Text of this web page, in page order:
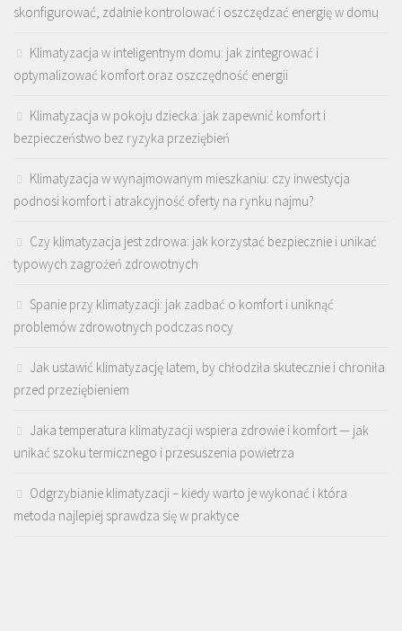
skonfigurować, zdalnie kontrolować i oszczędzać energię w domu
Klimatyzacja w inteligentnym domu: jak zintegrować i
optymalizować komfort oraz oszczędność energii
Klimatyzacja w pokoju dziecka: jak zapewnić komfort i
bezpieczeństwo bez ryzyka przeziębień
Klimatyzacja w wynajmowanym mieszkaniu: czy inwestycja
podnosi komfort i atrakcyjność oferty na rynku najmu?
Czy klimatyzacja jest zdrowa: jak korzystać bezpiecznie i unikać
typowych zagrożeń zdrowotnych
Spanie przy klimatyzacji: jak zadbać o komfort i uniknąć
problemów zdrowotnych podczas nocy
Jak ustawić klimatyzację latem, by chłodziła skutecznie i chroniła
przed przeziębieniem
Jaka temperatura klimatyzacji wspiera zdrowie i komfort — jak
unikać szoku termicznego i przesuszenia powietrza
Odgrzybianie klimatyzacji – kiedy warto je wykonać i która
metoda najlepiej sprawdza się w praktyce